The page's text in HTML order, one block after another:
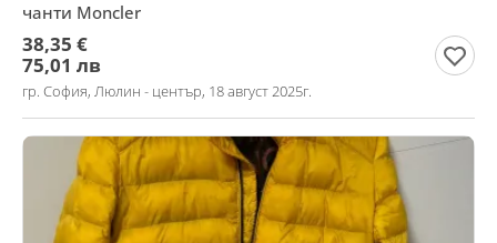
чанти Moncler
38,35 €
75,01 лв
гр. София, Люлин - център, 18 август 2025г.